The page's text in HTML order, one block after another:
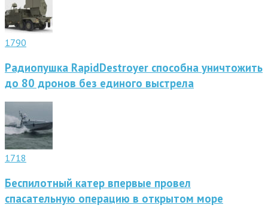
1790
Радиопушка RapidDestroyer способна уничтожить
до 80 дронов без единого выстрела
1718
Беспилотный катер впервые провел
спасательную операцию в открытом море